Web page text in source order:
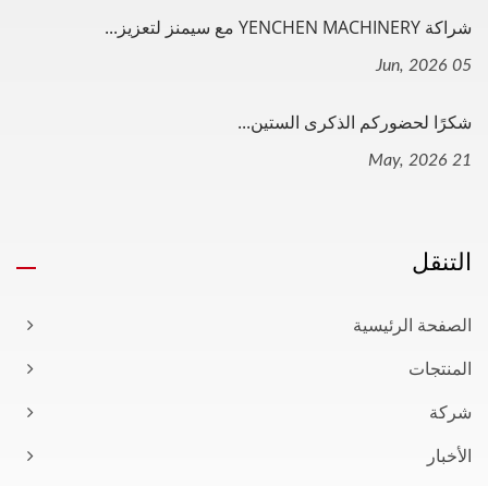
شراكة YENCHEN MACHINERY مع سيمنز لتعزيز...
05 Jun, 2026
شكرًا لحضوركم الذكرى الستين...
21 May, 2026
التنقل
الصفحة الرئيسية
المنتجات
شركة
الأخبار